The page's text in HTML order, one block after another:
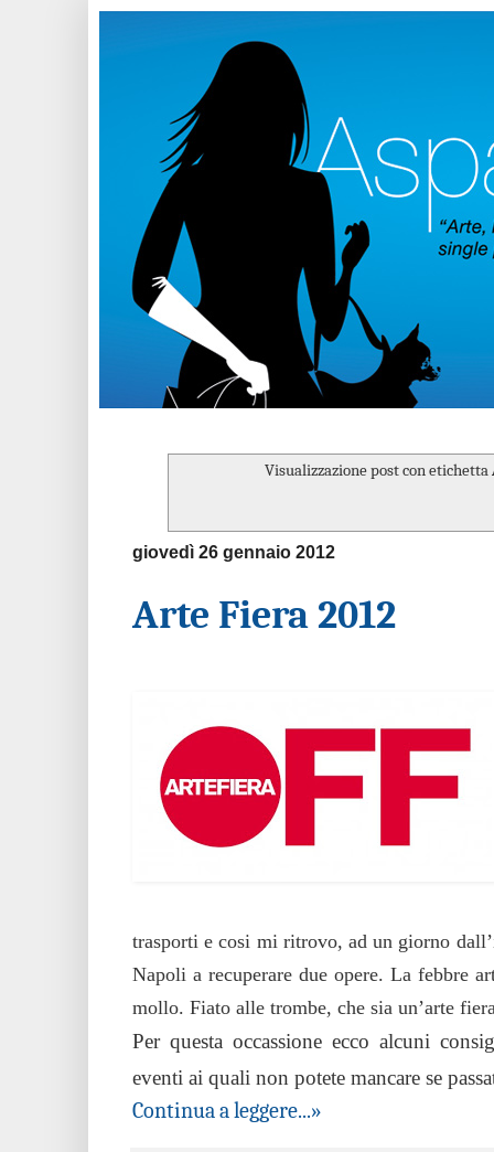
Visualizzazione post con etichetta
giovedì 26 gennaio 2012
Arte Fiera 2012
trasporti e cosi mi ritrovo, ad un giorno
Napoli a recuperare due opere. La febbre
mollo. Fiato alle trombe, che sia un’arte
Per questa occassione ecco alcuni
eventi ai quali non potete mancare se
Continua a leggere...»